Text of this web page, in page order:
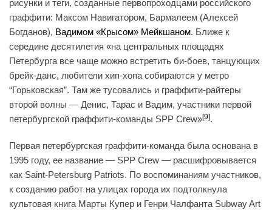
рисунки и теги, созданные первопроходцами российского
граффити: Максом Навигатором, Бармалеем (Алексей
Богданов), Вадимом «Крысом» Мейкшаном. Ближе к
середине десятилетия «на центральных площадях
Петербурга все чаще можно встретить би-боев, танцующих
брейк-данс, любители хип-хопа собираются у метро
“Горьковская”. Там же тусовались и граффити-райтеры
второй волны — Денис, Тарас и Вадим, участники первой
петербургской граффити-команды SPP Crew»[9].
Первая петербургская граффити-команда была основана в
1995 году, ее название — SPP Crew — расшифровывается
как Saint-Petersburg Patriots. По воспоминаниям участников,
к созданию работ на улицах города их подтолкнула
культовая книга Марты Купер и Генри Чалфанта Subway Art